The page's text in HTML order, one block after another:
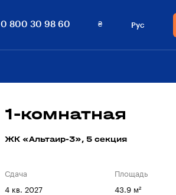
0 800 30 98 60 ₴
Валюта на сайте
Рус
Язык сайта
1-комнатная
ЖК «Альтаир-3», 5 секция
Сдача
4 кв. 2027
Площадь
43.9 м²